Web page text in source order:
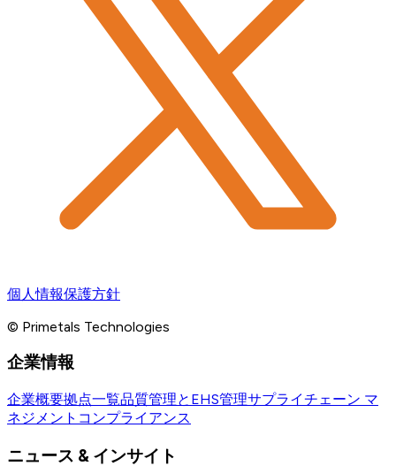
個人情報保護方針
© Primetals Technologies
企業情報
企業概要拠点一覧品質管理とEHS管理サプライチェーン マ
ネジメント コンプライアンス
ニュース & インサイト